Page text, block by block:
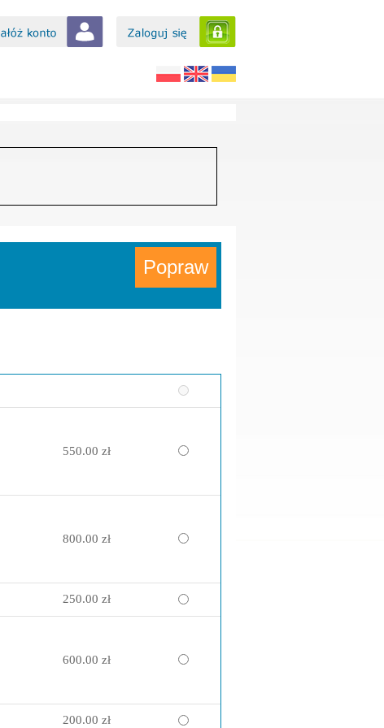
550.00 zł
800.00 zł
250.00 zł
600.00 zł
200.00 zł